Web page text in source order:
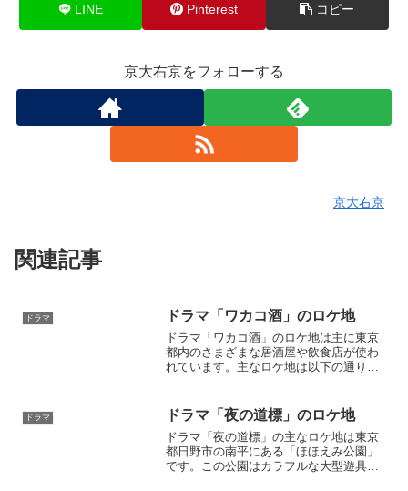
LINE Pinterest コピー
京大右京をフォローする
京大右京
関連記事
ドラマ ドラマ「ワカコ酒」のロケ地
ドラマ「ワカコ酒」のロケ地は主に東京
都内のさまざまな居酒屋や飲食店が使わ
れています。主なロケ地は以下の通りで
エリア）定番の居酒屋「逢楽」は東京都
渋谷区の「魚貞」第1話の...
ドラマ ドラマ「夜の道標」のロケ地
ドラマ「夜の道標」の主なロケ地は東京
都日野市の南平にある「ほほえみ公園」
です。この公園はカラフルな大型遊具が